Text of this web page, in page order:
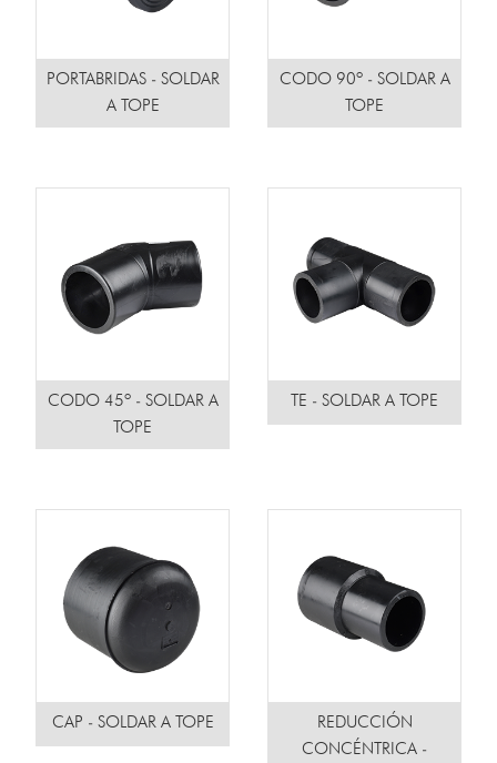
PORTABRIDAS - SOLDAR
A TOPE
CODO 90º - SOLDAR A
TOPE
CODO 45º - SOLDAR A
TOPE
TE - SOLDAR A TOPE
CAP - SOLDAR A TOPE
REDUCCIÓN
CONCÉNTRICA -